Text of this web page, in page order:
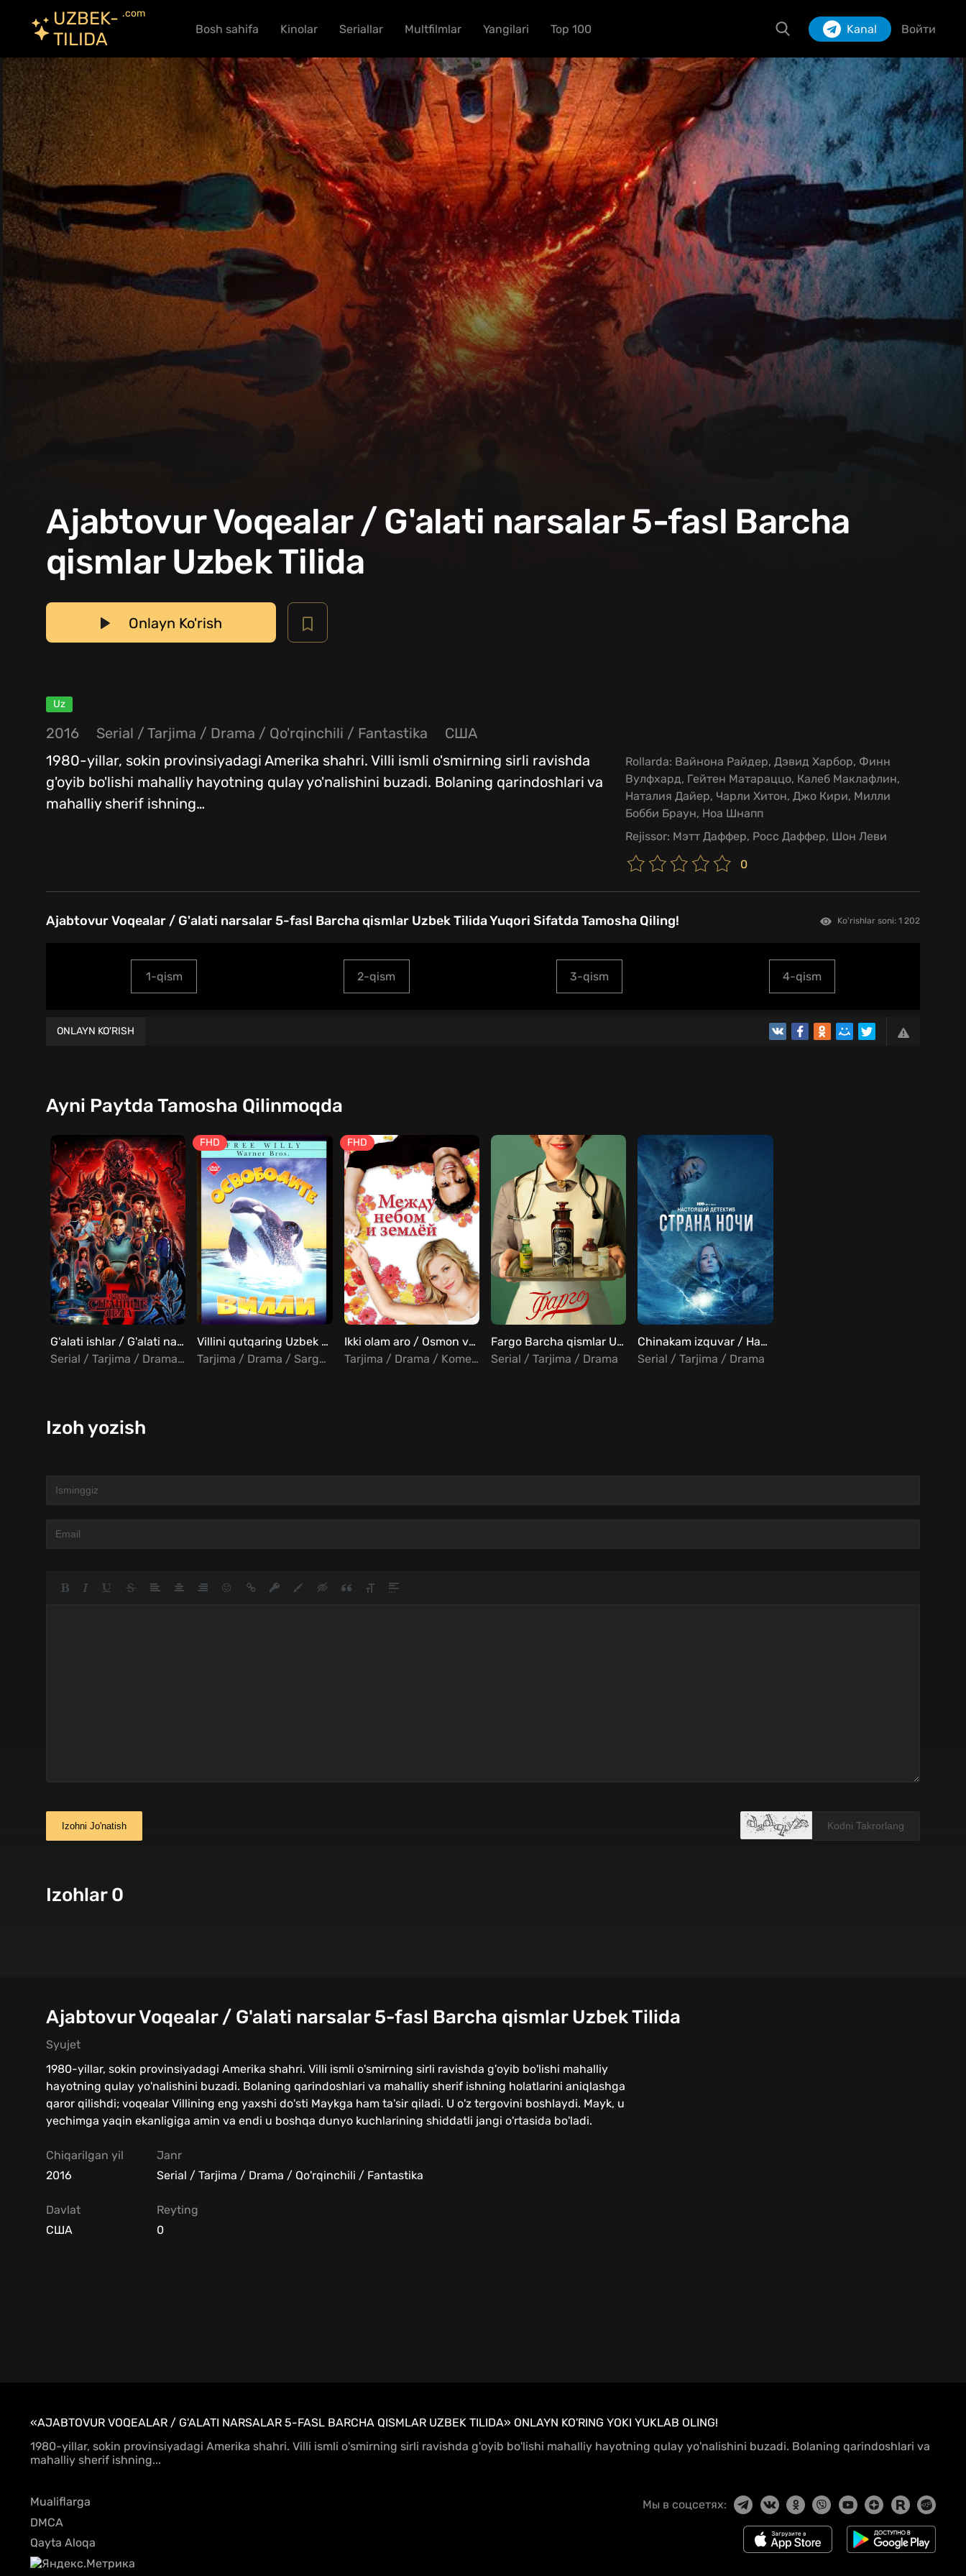
UZBEK-
TILIDA
.com
Bosh sahifa Kinolar Seriallar Multfilmlar Yangilari Top 100 Kanal Войти
Izlash
Ajabtovur Voqealar / G'alati narsalar 5-fasl Barcha
qismlar Uzbek Tilida
Onlayn Ko'rish
Uz
2016 Serial / Tarjima / Drama / Qo'rqinchili / Fantastika
США
1980-yillar, sokin provinsiyadagi Amerika shahri. Villi ismli o'smirning sirli ravishda
g'oyib bo'lishi mahalliy hayotning qulay yo'nalishini buzadi. Bolaning qarindoshlari va
mahalliy sherif ishning…
Rollarda: Вайнона Райдер, Дэвид Харбор, Финн
Вулфхард, Гейтен Матараццо, Калеб Маклафлин,
Наталия Дайер, Чарли Хитон, Джо Кири, Милли
Бобби Браун, Ноа Шнапп
Rejissor: Мэтт Даффер, Росс Даффер, Шон Леви
0
Ajabtovur Voqealar / G'alati narsalar 5-fasl Barcha qismlar Uzbek Tilida Yuqori Sifatda Tamosha Qiling! Ko'rishlar soni: 1 202
1-qism 2-qism 3-qism 4-qism
ONLAYN KO'RISH
Ayni Paytda Tamosha Qilinmoqda
G'alati ishlar / G'alati narsalar 5-mavsum Uzbek Tilida
Serial / Tarjima / Drama / Qo'rqinchili / Fantastika
FHD
Villini qutqaring Uzbek tilida
Tarjima / Drama / Sarguzasht
FHD
Ikki olam aro / Osmon va yer o'rtasida Uzbek Tilida
Tarjima / Drama / Komediya / Melodrama
Fargo Barcha qismlar Uzbek Tilida
Serial / Tarjima / Drama
Chinakam izquvar / Haqiqiy detektiv Barcha qismlar Uzbek Tilida
Serial / Tarjima / Drama
Izoh yozish
Izohni Jo'natish
Izohlar 0
Ajabtovur Voqealar / G'alati narsalar 5-fasl Barcha qismlar Uzbek Tilida
Syujet
1980-yillar, sokin provinsiyadagi Amerika shahri. Villi ismli o'smirning sirli ravishda g'oyib bo'lishi mahalliy
hayotning qulay yo'nalishini buzadi. Bolaning qarindoshlari va mahalliy sherif ishning holatlarini aniqlashga
qaror qilishdi; voqealar Villining eng yaxshi do'sti Maykga ham ta'sir qiladi. U o'z tergovini boshlaydi. Mayk, u
yechimga yaqin ekanligiga amin va endi u boshqa dunyo kuchlarining shiddatli jangi o'rtasida bo'ladi.
Chiqarilgan yil
2016
Janr
Serial / Tarjima / Drama / Qo'rqinchili / Fantastika
Davlat
США
Reyting
0
«AJABTOVUR VOQEALAR / G'ALATI NARSALAR 5-FASL BARCHA QISMLAR UZBEK TILIDA» ONLAYN KO'RING YOKI YUKLAB OLING!
1980-yillar, sokin provinsiyadagi Amerika shahri. Villi ismli o'smirning sirli ravishda g'oyib bo'lishi mahalliy hayotning qulay yo'nalishini buzadi. Bolaning qarindoshlari va
mahalliy sherif ishning...
Mualiflarga
DMCA
Qayta Aloqa
Мы в соцсетях: